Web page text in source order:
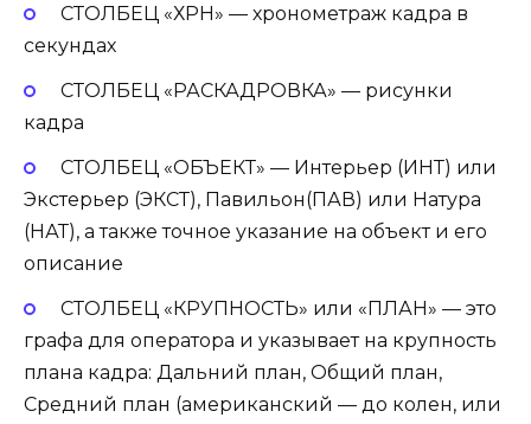
СТОЛБЕЦ «ХРН» — хронометраж кадра в
секундах
СТОЛБЕЦ «РАСКАДРОВКА» — рисунки
кадра
СТОЛБЕЦ «ОБЪЕКТ» — Интерьер (ИНТ) или
Экстерьер (ЭКСТ), Павильон(ПАВ) или Натура
(НАТ), а также точное указание на объект и его
описание
СТОЛБЕЦ «КРУПНОСТЬ» или «ПЛАН» — это
графа для оператора и указывает на крупность
плана кадра: Дальний план, Общий план,
Средний план (американский — до колен, или